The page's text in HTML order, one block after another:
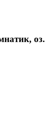
оз.